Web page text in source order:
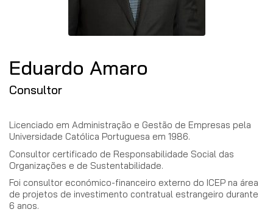
Eduardo Amaro
Consultor
Licenciado em Administração e Gestão de Empresas pela
Universidade Católica Portuguesa em 1986.
Consultor certificado de Responsabilidade Social das
Organizações e de Sustentabilidade.
Foi consultor económico-financeiro externo do ICEP na área
de projetos de investimento contratual estrangeiro durante
6 anos.